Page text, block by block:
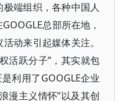
端组织，各种中国人
总部所在地，
动来引起媒体关注。
活跃分子”，其实就包
利用了GOOGLE企业
漫主义情怀”以及其创